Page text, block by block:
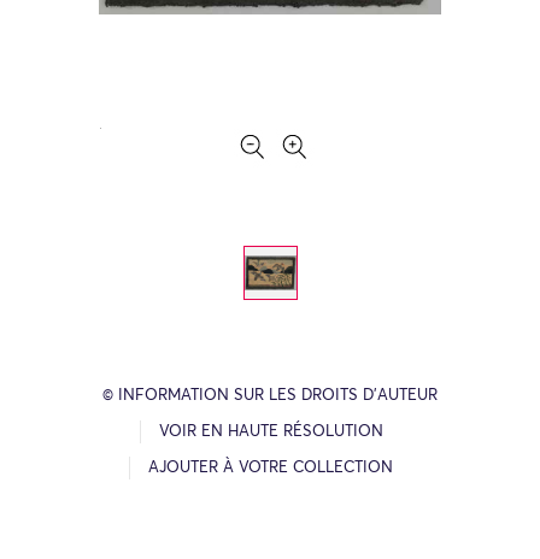
© INFORMATION SUR LES DROITS D’AUTEUR
VOIR EN HAUTE RÉSOLUTION
AJOUTER À VOTRE COLLECTION